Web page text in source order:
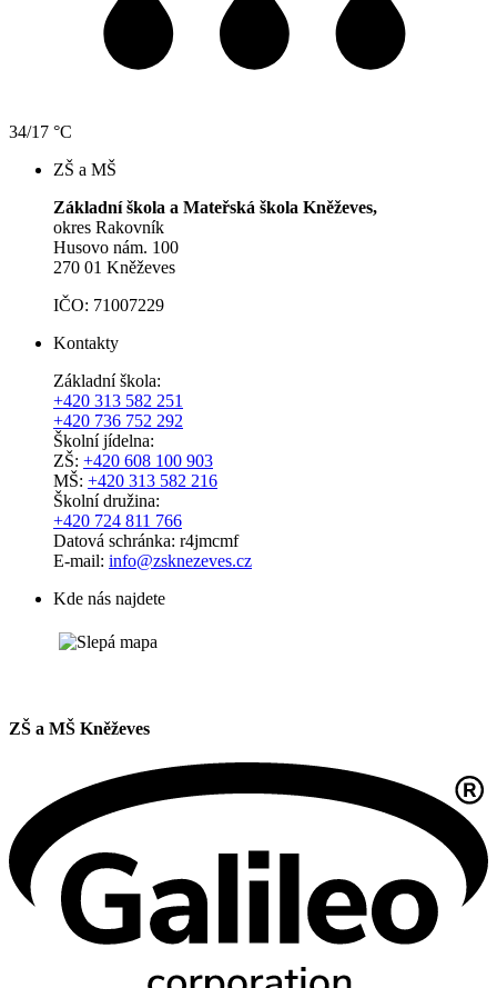
34/17 °C
ZŠ a MŠ
Základní škola a Mateřská škola Kněževes,
okres Rakovník
Husovo nám. 100
270 01 Kněževes
IČO: 71007229
Kontakty
Základní škola:
+420 313 582 251
+420 736 752 292
Školní jídelna:
ZŠ: +420 608 100 903
MŠ: +420 313 582 216
Školní družina:
+420 724 811 766
Datová schránka: r4jmcmf
E-mail: info@zsknezeves.cz
Kde nás najdete
ZŠ a MŠ Kněževes